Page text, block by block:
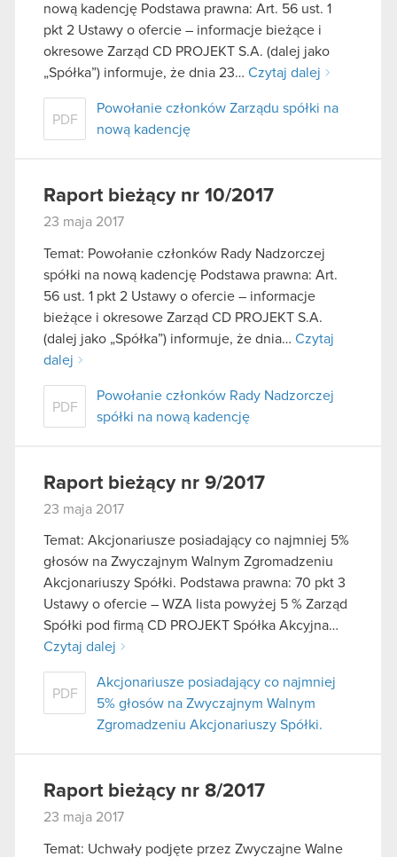
nową kadencję Podstawa prawna: Art. 56 ust. 1
pkt 2 Ustawy o ofercie – informacje bieżące i
okresowe Zarząd CD PROJEKT S.A. (dalej jako
„Spółka”) informuje, że dnia 23… Czytaj dalej
PDF
Powołanie członków Zarządu spółki na
nową kadencję
Raport bieżący nr 10/2017
23 maja 2017
Temat: Powołanie członków Rady Nadzorczej
spółki na nową kadencję Podstawa prawna: Art.
56 ust. 1 pkt 2 Ustawy o ofercie – informacje
bieżące i okresowe Zarząd CD PROJEKT S.A.
(dalej jako „Spółka”) informuje, że dnia… Czytaj
dalej
PDF
Powołanie członków Rady Nadzorczej
spółki na nową kadencję
Raport bieżący nr 9/2017
23 maja 2017
Temat: Akcjonariusze posiadający co najmniej 5%
głosów na Zwyczajnym Walnym Zgromadzeniu
Akcjonariuszy Spółki. Podstawa prawna: 70 pkt 3
Ustawy o ofercie – WZA lista powyżej 5 % Zarząd
Spółki pod firmą CD PROJEKT Spółka Akcyjna…
Czytaj dalej
PDF
Akcjonariusze posiadający co najmniej
5% głosów na Zwyczajnym Walnym
Zgromadzeniu Akcjonariuszy Spółki.
Raport bieżący nr 8/2017
23 maja 2017
Temat: Uchwały podjęte przez Zwyczajne Walne